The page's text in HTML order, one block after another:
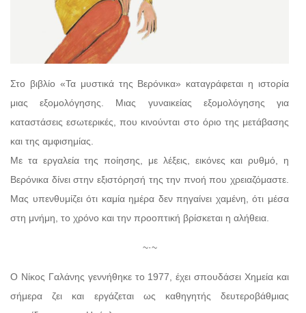
Στο βιβλίο «Τα μυστικά της Βερόνικα» καταγράφεται η ιστορία
μιας εξομολόγησης. Μιας γυναικείας εξομολόγησης για
καταστάσεις εσωτερικές, που κινούνται στο όριο της μετάβασης
και της αμφισημίας.
Με τα εργαλεία της ποίησης, με λέξεις, εικόνες και ρυθμό, η
Βερόνικα δίνει στην εξιστόρησή της την πνοή που χρειαζόμαστε.
Μας υπενθυμίζει ότι καμία ημέρα δεν πηγαίνει χαμένη, ότι μέσα
στη μνήμη, το χρόνο και την προοπτική βρίσκεται η αλήθεια.
~·~
Ο Νίκος Γαλάνης γεννήθηκε το 1977, έχει σπουδάσει Χημεία και
σήμερα ζει και εργάζεται ως καθηγητής δευτεροβάθμιας